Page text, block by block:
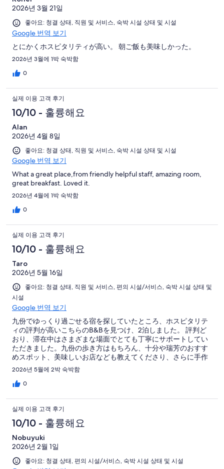
2026년 3월 21일
좋아요: 청결 상태, 직원 및 서비스, 숙박 시설 상태 및 시설
Google 번역 보기
とにかくホスピタリティが高い。 朝ご飯も美味しかった。
2026년 3월에 1박 숙박함
0
실제 이용 고객 후기
10/10 - 훌륭해요
Alan
2026년 4월 8일
좋아요: 청결 상태, 직원 및 서비스, 숙박 시설 상태 및 시설
Google 번역 보기
What a great place,from friendly helpful staff, amazing room,
great breakfast. Loved it.
2026년 4월에 1박 숙박함
0
실제 이용 고객 후기
10/10 - 훌륭해요
Taro
2026년 5월 16일
좋아요: 청결 상태, 직원 및 서비스, 편의 시설/서비스, 숙박 시설 상태 및
시설
Google 번역 보기
九份でゆっくり過ごせる宿を探していたところ、ホスピタリテ
ィの評判が高いこちらのB&Bを見つけ、2泊しました。 評判ど
おり、滞在中はさまざまな場面でとても丁寧にサポートしてい
ただきました。九份の歩き方はもちろん、十分や瑞芳のおすす
めスポット、美味しいお店なども教えてくださり、さらに手作
りMAPまで用意していただけて大変助かりました。 お部屋も自
宅のようにくつろげる雰囲気で、バルコニーからの景色も素晴
らしく、とても気持ちよく過ごせました。
2026년 5월에 2박 숙박함
0
실제 이용 고객 후기
10/10 - 훌륭해요
Nobuyuki
2026년 2월 1일
좋아요: 청결 상태, 편의 시설/서비스, 숙박 시설 상태 및 시설